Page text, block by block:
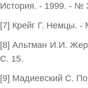
История. - 1999. - №
[7] Крейг Г. Немцы. -
[8] Альтман И.И.
С. 15.
[9] Мадиевский С.